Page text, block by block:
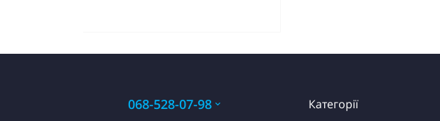
068-528-07-98 Категорії